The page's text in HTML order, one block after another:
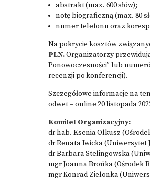
abstrakt (max. 600 słów);
notę biograficzną (max. 80
numer telefonu oraz
Na pokrycie kosztów
PLN.Organizatorzy
Ponowoczesności” lub
recenzji po konferencji).
Szczegółowe informacje na
odwet – online 20 listopada
Komitet Organizacyjny:
dr hab. Ksenia Olkusz
dr Renata Iwicka (Uniwersytet
dr Barbara Stelingowska
mgr Joanna Brońka (Ośrodek
mgr Konrad Zielonka